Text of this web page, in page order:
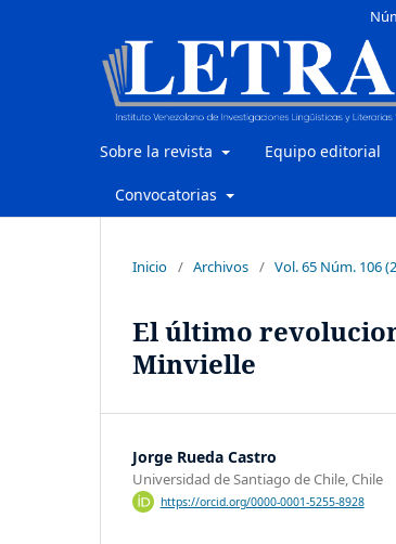
Sobre la revista Equipo editorial
Convocatorias
Inicio / Archivos / Vol. 65 Núm. 106
El último
Minvielle
Jorge Rueda Castro
Universidad de Santiago de Chile, Chile
https://orcid.org/0000-0001-5255-8928